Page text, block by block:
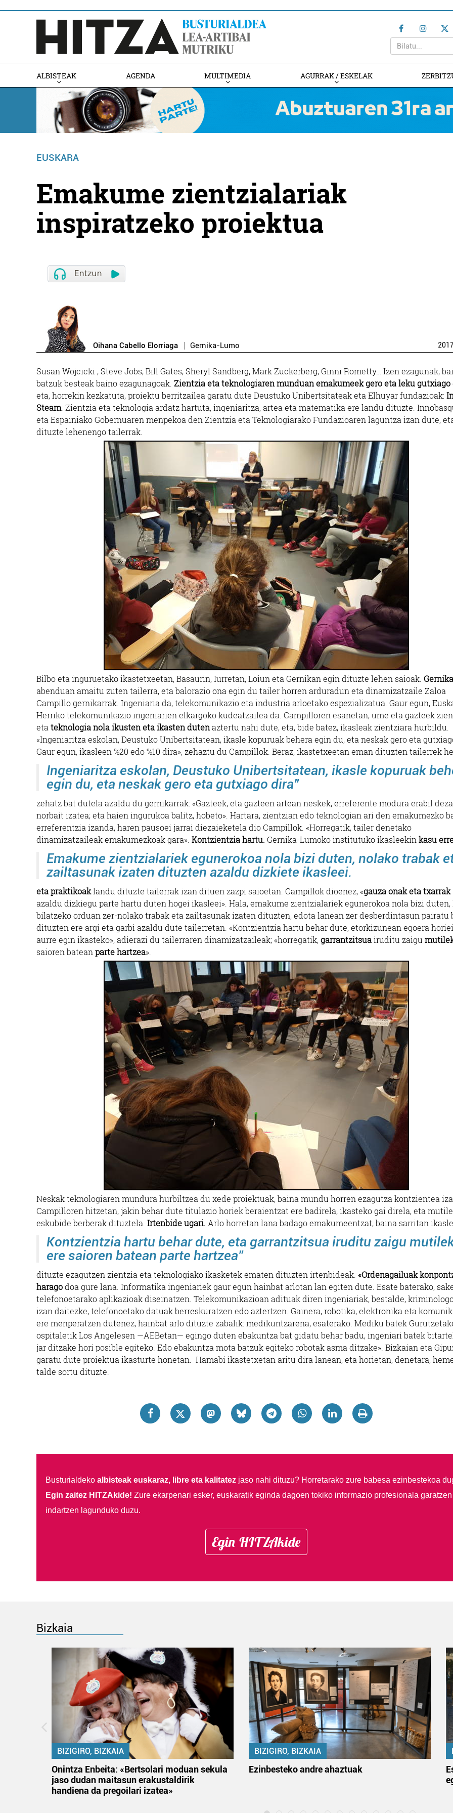
ALBISTEAK AGENDA MULTIMEDIA AGURRAK / ESKELAK
EUSKARA
Emakume zientzialariak
inspiratzeko proiektua
Oihana Cabello Elorriaga Gernika-Lumo
Susan Wojcicki , Steve Jobs, Bill Gates, Sheryl Sandberg, Mark Zuckerberg, Ginni Rometty… Izen ezagunak,
batzuk besteak baino ezagunagoak. Zientzia eta teknologiaren munduan emakumeek gero eta leku gutxiago
eta, horrekin kezkatuta, proiektu berritzailea garatu dute Deustuko Unibertsitateak eta Elhuyar fundazioak:
Steam. Zientzia eta teknologia ardatz hartuta, ingeniaritza, artea eta matematika ere landu dituzte.
eta Espainiako Gobernuaren menpekoa den Zientzia eta Teknologiarako Fundazioaren laguntza izan dute,
dituzte lehenengo tailerrak.
Bilbo eta inguruetako ikastetxeetan, Basaurin, Iurretan, Loiun eta Gernikan egin dituzte lehen saioak.
abenduan amaitu zuten tailerra, eta balorazio ona egin du tailer horren arduradun eta dinamizatzaile Zaloa
Campillo gernikarrak. Ingeniaria da, telekomunikazio eta industria arloetako espezializatua. Gaur egun,
Herriko telekomunikazio ingeniarien elkargoko kudeatzailea da. Campilloren esanetan, ume eta gazteek
eta teknologia nola ikusten eta ikasten dutenaztertu nahi dute, eta, bide batez, ikasleak zientziara hurbildu.
«Ingeniaritza eskolan, Deustuko Unibertsitatean, ikasle kopuruak behera egin du, eta neskak gero eta
Gaur egun, ikasleen %20 edo %10 dira», zehaztu du Campillok.
Ingeniaritza eskolan, Deustuko Unibertsitatean, ikasle kopuruak
egin du, eta neskak gero eta gutxiago dira”
Beraz, ikastetxeetan eman dituzten tailerrek
zehatz bat dutela azaldu du gernikarrak: «Gazteek, eta gazteen artean neskek, erreferente modura erabil
norbait izatea; eta haien ingurukoa balitz, hobeto». Hartara, zientzian edo teknologian ari den emakumezko
erreferentzia izanda, haren pausoei jarrai diezaieketela dio Campillok. «Horregatik, tailer denetako
dinamizatzaileak emakumezkoak gara».
Emakume zientzialariek egunerokoa nola bizi duten, nolako trabak
zailtasunak izaten dituzten azaldu dizkiete ikasleei.
Kontzientzia hartu. Gernika-Lumoko institutuko ikasleekin kasu
eta praktikoaklandu dituzte tailerrak izan dituen zazpi saioetan. Campillok dioenez, «gauza onak eta txarrak
azaldu dizkiegu parte hartu duten hogei ikasleei». Hala, emakume zientzialariek egunerokoa nola bizi duten,
bilatzeko orduan zer-nolako trabak eta zailtasunak izaten dituzten, edota lanean zer desberdintasun pairatu
dituzten ere argi eta garbi azaldu dute tailerretan. «Kontzientzia hartu behar dute, etorkizunean egoera
aurre egin ikasteko», adierazi du tailerraren dinamizatzaileak; «horregatik,garrantzitsuairuditu zaigu
saioren batean parte hartzea».
Neskak teknologiaren mundura hurbiltzea du xede proiektuak, baina mundu horren ezagutza kontzientea
Campilloren hitzetan, jakin behar dute titulazio horiek beraientzat ere badirela, ikasteko gai direla, eta
eskubide berberak dituztela.
Kontzientzia hartu behar dute, eta garrantzitsua iruditu zaigu
ere saioren batean parte hartzea”
Irtenbide ugari. Arlo horretan lana badago emakumeentzat, baina sarritan
dituzte ezagutzen zientzia eta teknologiako ikasketek ematen dituzten irtenbideak. «Ordenagailuak
haragodoa gure lana. Informatika ingeniariek gaur egun hainbat arlotan lan egiten dute. Esate baterako,
telefonoetarako aplikazioak diseinatzen. Telekomunikazioan adituak diren ingeniariak, bestalde,
izan daitezke, telefonoetako datuak berreskuratzen edo aztertzen. Gainera, robotika, elektronika eta
ere menperatzen dutenez, hainbat arlo dituzte zabalik: medikuntzarena, esaterako. Mediku batek
ospitaletik Los Angelesen —AEBetan— egingo duten ebakuntza bat gidatu behar badu, ingeniari batek
jar ditzake hori posible egiteko. Edo ebakuntza mota batzuk egiteko robotak asma ditzake». Bizkaian eta
garatu dute proiektua ikasturte honetan. Hamabi ikastetxetan aritu dira lanean, eta horietan, denetara,
talde sortu dituzte.
Busturialdeko albisteak euskaraz, libre eta kalitatezjaso nahi dituzu? Horretarako zure babesa ezinbestekoa
Egin zaitez HITZAkide! Zure ekarpenari esker, euskaratik eginda dagoen tokiko informazio profesionala
indartzen lagunduko duzu.
Egin HITZAkide
Bizkaia
BIZIGIRO, BIZKAIA
Onintza Enbeita: «Bertsolari moduan sekula
jaso dudan maitasun erakustaldirik
handiena da pregoilari izatea»
BIZIGIRO, BIZKAIA
Ezinbesteko andre ahaztuak